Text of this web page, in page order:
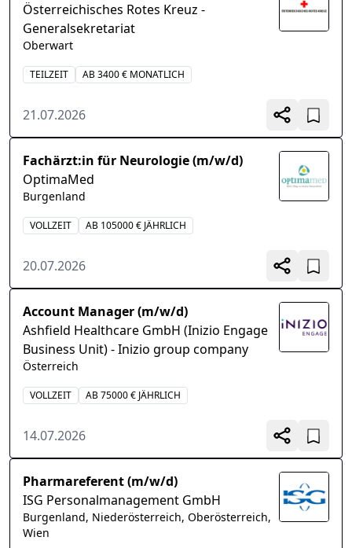
Österreichisches Rotes Kreuz -
Generalsekretariat
Oberwart
TEILZEIT AB 3400 € MONATLICH
21.07.2026
Fachärzt:in für Neurologie (m/w/d)
OptimaMed
Burgenland
VOLLZEIT AB 105000 € JÄHRLICH
20.07.2026
Account Manager (m/w/d)
Ashfield Healthcare GmbH (Inizio Engage
Business Unit) - Inizio group company
Österreich
VOLLZEIT AB 75000 € JÄHRLICH
14.07.2026
Pharmareferent (m/w/d)
ISG Personalmanagement GmbH
Burgenland, Niederösterreich, Oberösterreich,
Wien